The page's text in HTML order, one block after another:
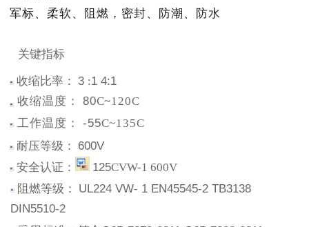
军标、柔软、阻燃，密封、防潮、防水
关键指标
收缩比率： 3 :1 4:1
收缩温度：
80C~120C
工作温度：
-55C~135C
耐压等级： 600V
安全认证：
125CVW-1 600V
阻燃等级：
UL224VW- 1 EN45545-2TB3138
DIN5510-2